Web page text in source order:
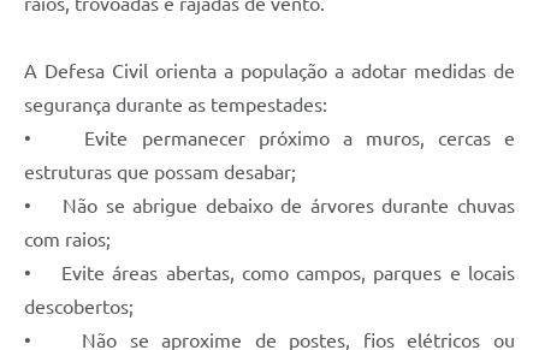
A Defesa Civil orienta a população a adotar medidas de
segurança durante as tempestades:
• Evite permanecer próximo a muros, cercas e
estruturas que possam desabar;
• Não se abrigue debaixo de árvores durante chuvas
com raios;
• Evite áreas abertas, como campos, parques e locais
descobertos;
• Não se aproxime de postes, fios elétricos ou